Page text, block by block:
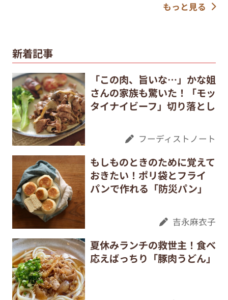
もっと見る
新着記事
「この肉、旨いな…」かな姐
さんの家族も驚いた！「モッ
タイナイビーフ」切り落とし
フーディストノート
もしものときのために覚えて
おきたい！ポリ袋とフライ
パンで作れる「防災パン」
吉永麻衣子
夏休みランチの救世主！食べ
応えばっちり「豚肉うどん」